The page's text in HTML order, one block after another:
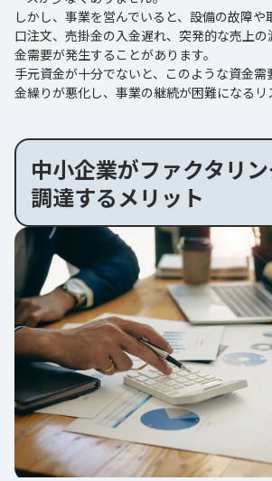
しかし、事業を営んでいると、設備の故障
口注文、売掛金の入金遅れ、突発的な売上
金需要が発生することがあります。
手元資金が十分でないと、このような資金
金繰りが悪化し、事業の継続が困難になるリ
中小企業がファクタリ
調達するメリット